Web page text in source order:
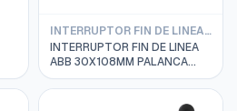
INTERRUPTOR FIN DE LINEA ABB
INTERRUPTOR FIN DE LINEA
ABB 30X108MM PALANCA
RODILLO PLAST LS31M41B11
1SBV011741R1211